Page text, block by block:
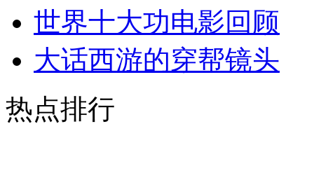
世界十大功电影回顾
大话西游的穿帮镜头
热点排行